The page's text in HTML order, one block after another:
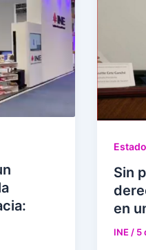
Sin
en
INE/ 5